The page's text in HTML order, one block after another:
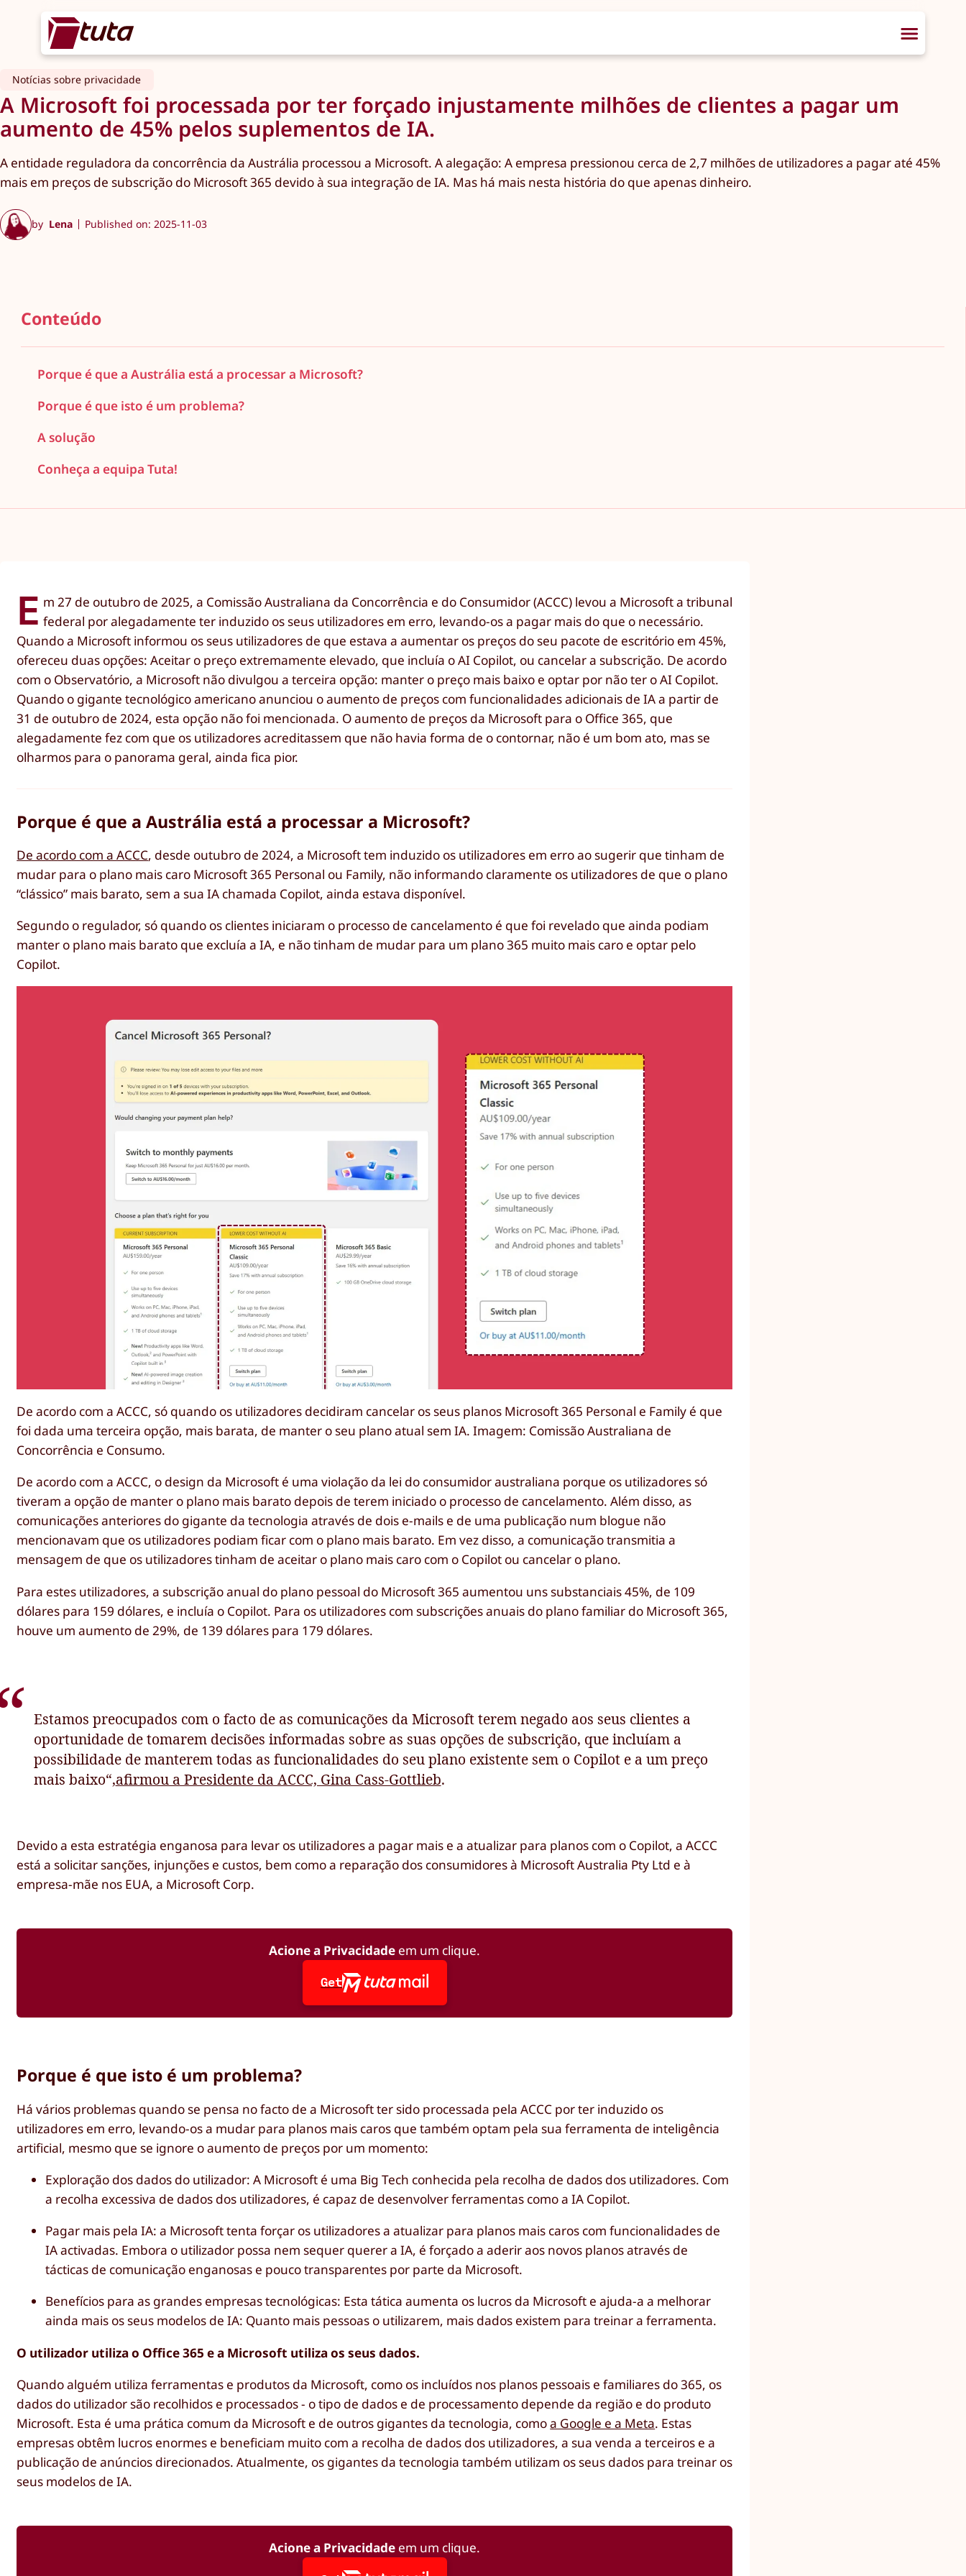
Notícias sobre privacidade
A Microsoft foi processada por ter forçado injustamente milhões de clientes a pagar um
aumento de 45% pelos suplementos de IA.
A entidade reguladora da concorrência da Austrália processou a Microsoft. A alegação: A empresa pressionou cerca de 2,7 milhões de utilizadores a pagar até 45%
mais em preços de subscrição do Microsoft 365 devido à sua integração de IA. Mas há mais nesta história do que apenas dinheiro.
by Lena Published on: 2025-11-03
Conteúdo
Porque é que a Austrália está a processar a Microsoft?
Porque é que isto é um problema?
A solução
Conheça a equipa Tuta!
E m 27 de outubro de 2025, a Comissão Australiana da Concorrência e do Consumidor (ACCC) levou a Microsoft a tribunal
federal por alegadamente ter induzido os seus utilizadores em erro, levando-os a pagar mais do que o necessário.
Quando a Microsoft informou os seus utilizadores de que estava a aumentar os preços do seu pacote de escritório em 45%,
ofereceu duas opções: Aceitar o preço extremamente elevado, que incluía o AI Copilot, ou cancelar a subscrição. De acordo
com o Observatório, a Microsoft não divulgou a terceira opção: manter o preço mais baixo e optar por não ter o AI Copilot.
Quando o gigante tecnológico americano anunciou o aumento de preços com funcionalidades adicionais de IA a partir de
31 de outubro de 2024, esta opção não foi mencionada. O aumento de preços da Microsoft para o Office 365, que
alegadamente fez com que os utilizadores acreditassem que não havia forma de o contornar, não é um bom ato, mas se
olharmos para o panorama geral, ainda fica pior.
Porque é que a Austrália está a processar a Microsoft?
De acordo com a ACCC, desde outubro de 2024, a Microsoft tem induzido os utilizadores em erro ao sugerir que tinham de
mudar para o plano mais caro Microsoft 365 Personal ou Family, não informando claramente os utilizadores de que o plano
“clássico” mais barato, sem a sua IA chamada Copilot, ainda estava disponível.
Segundo o regulador, só quando os clientes iniciaram o processo de cancelamento é que foi revelado que ainda podiam
manter o plano mais barato que excluía a IA, e não tinham de mudar para um plano 365 muito mais caro e optar pelo
Copilot.
De acordo com a ACCC, só quando os utilizadores decidiram cancelar os seus planos Microsoft 365 Personal e Family é que
foi dada uma terceira opção, mais barata, de manter o seu plano atual sem IA. Imagem: Comissão Australiana de
Concorrência e Consumo.
De acordo com a ACCC, o design da Microsoft é uma violação da lei do consumidor australiana porque os utilizadores só
tiveram a opção de manter o plano mais barato depois de terem iniciado o processo de cancelamento. Além disso, as
comunicações anteriores do gigante da tecnologia através de dois e-mails e de uma publicação num blogue não
mencionavam que os utilizadores podiam ficar com o plano mais barato. Em vez disso, a comunicação transmitia a
mensagem de que os utilizadores tinham de aceitar o plano mais caro com o Copilot ou cancelar o plano.
Para estes utilizadores, a subscrição anual do plano pessoal do Microsoft 365 aumentou uns substanciais 45%, de 109
dólares para 159 dólares, e incluía o Copilot. Para os utilizadores com subscrições anuais do plano familiar do Microsoft 365,
houve um aumento de 29%, de 139 dólares para 179 dólares.
Estamos preocupados com o facto de as comunicações da Microsoft terem negado aos seus clientes a
oportunidade de tomarem decisões informadas sobre as suas opções de subscrição, que incluíam a
possibilidade de manterem todas as funcionalidades do seu plano existente sem o Copilot e a um preço
mais baixo“,afirmou a Presidente da ACCC, Gina Cass-Gottlieb.
Devido a esta estratégia enganosa para levar os utilizadores a pagar mais e a atualizar para planos com o Copilot, a ACCC
está a solicitar sanções, injunções e custos, bem como a reparação dos consumidores à Microsoft Australia Pty Ltd e à
empresa-mãe nos EUA, a Microsoft Corp.
Acione a Privacidade em um clique.
Get
Porque é que isto é um problema?
Há vários problemas quando se pensa no facto de a Microsoft ter sido processada pela ACCC por ter induzido os
utilizadores em erro, levando-os a mudar para planos mais caros que também optam pela sua ferramenta de inteligência
artificial, mesmo que se ignore o aumento de preços por um momento:
Exploração dos dados do utilizador: A Microsoft é uma Big Tech conhecida pela recolha de dados dos utilizadores. Com
a recolha excessiva de dados dos utilizadores, é capaz de desenvolver ferramentas como a IA Copilot.
Pagar mais pela IA: a Microsoft tenta forçar os utilizadores a atualizar para planos mais caros com funcionalidades de
IA activadas. Embora o utilizador possa nem sequer querer a IA, é forçado a aderir aos novos planos através de
tácticas de comunicação enganosas e pouco transparentes por parte da Microsoft.
Benefícios para as grandes empresas tecnológicas: Esta tática aumenta os lucros da Microsoft e ajuda-a a melhorar
ainda mais os seus modelos de IA: Quanto mais pessoas o utilizarem, mais dados existem para treinar a ferramenta.
O utilizador utiliza o Office 365 e a Microsoft utiliza os seus dados.
Quando alguém utiliza ferramentas e produtos da Microsoft, como os incluídos nos planos pessoais e familiares do 365, os
dados do utilizador são recolhidos e processados - o tipo de dados e de processamento depende da região e do produto
Microsoft. Esta é uma prática comum da Microsoft e de outros gigantes da tecnologia, comoa Google e a Meta. Estas
empresas obtêm lucros enormes e beneficiam muito com a recolha de dados dos utilizadores, a sua venda a terceiros e a
publicação de anúncios direcionados. Atualmente, os gigantes da tecnologia também utilizam os seus dados para treinar os
seus modelos de IA.
Acione a Privacidade em um clique.